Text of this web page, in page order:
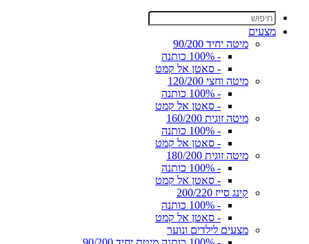
מצעים
מיטה יחיד 90/200
- 100% כותנה
- סאטן אל קמט
מיטה וחצי 120/200
- 100% כותנה
- סאטן אל קמט
מיטה זוגית 160/200
- 100% כותנה
- סאטן אל קמט
מיטה זוגית 180/200
- 100% כותנה
- סאטן אל קמט
קינג סייז 200/220
- 100% כותנה
- סאטן אל קמט
מצעים לילדים ונוער